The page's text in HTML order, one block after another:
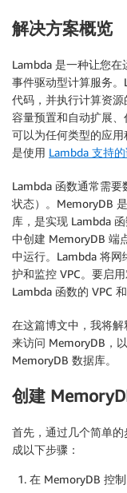
解决方案概览
Lambda 是一种让您
事件驱动型计算服务
代码，并执行计算资源
容量预置和自动扩展
可以为任何类型的应
是使用 Lambda 支持
Lambda 函数通常需
状态）。MemoryDB
库，是实现 Lambda
中创建 MemoryDB 端
中运行。Lambda 将网
护和监控 VPC。要启
Lambda 函数的 VPC 和
在这篇博文中，我将
来访问 MemoryDB，
MemoryDB 数据库。
创建
首先，通过几个简单
成以下步骤：
在 MemoryDB 控